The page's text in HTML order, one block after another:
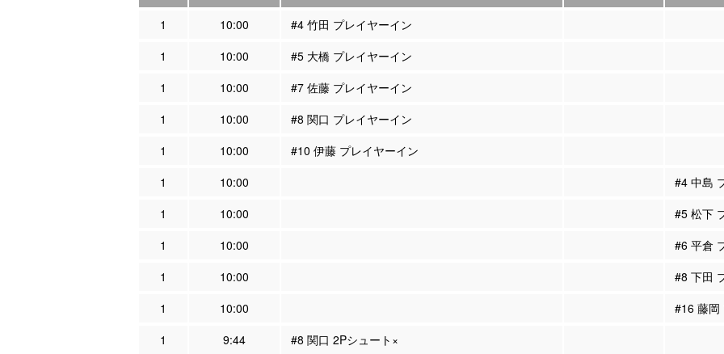
1 10:00
#4 竹田 プレイヤーイン
1
10:00
#5 大橋 プレイヤーイン
1
10:00
#7 佐藤 プレイヤーイン
1
10:00
#8 関口 プレイヤーイン
1
10:00
#10 伊藤 プレイヤーイン
1
10:00
#4 中島
1
10:00
#5 松下
1
10:00
#6 平倉
1
10:00
#8 下田
1
10:00
#16 藤岡
1
9:44
#8 関口 2Pシュート×